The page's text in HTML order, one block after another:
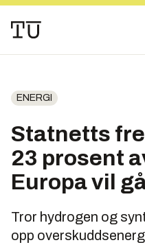
ENERGI
Statnetts
23 prosent
Europa vil
Tror hydrogen og
opp